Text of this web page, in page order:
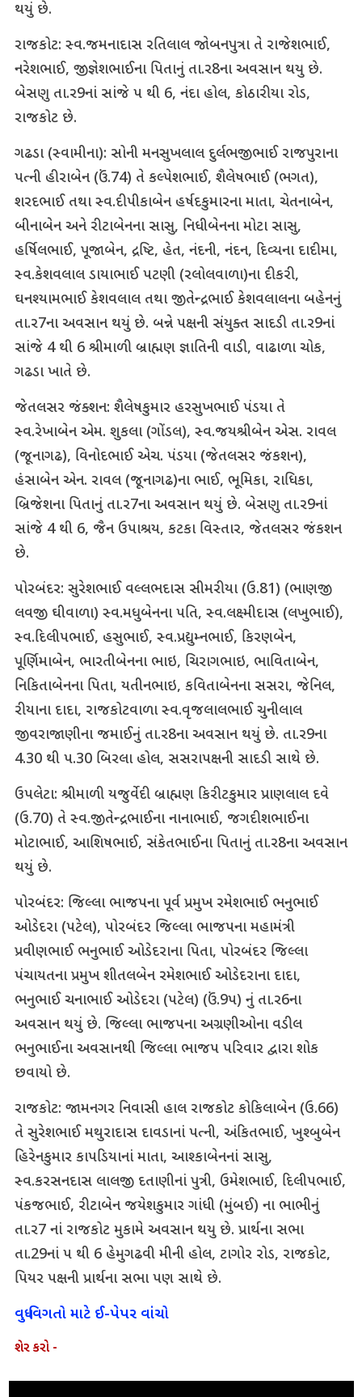
થયું છે.
રાજકોટ: સ્વ.જમનાદાસ રતિલાલ જોબનપુત્રા તે રાજેશભાઈ,
નરેશભાઈ, જીજ્ઞેશભાઈના પિતાનું તા.ર8ના અવસાન થયુ છે.
બેસણુ તા.ર9નાં સાંજે પ થી 6, નંદા હોલ, કોઠારીયા રોડ,
રાજકોટ છે.
ગઢડા (સ્વામીના): સોની મનસુખલાલ દુર્લભજીભાઈ રાજપુરાના
પત્ની હીરાબેન (ઉં.74) તે કલ્પેશભાઈ, શૈલેષભાઈ (ભગત),
શરદભાઈ તથા સ્વ.દીપીકાબેન હર્ષદકુમારના માતા, ચેતનાબેન,
બીનાબેન અને રીટાબેનના સાસુ, નિધીબેનના મોટા સાસુ,
હર્ષિલભાઈ, પૂજાબેન, દ્રષ્ટિ, હેત, નંદની, નંદન, દિવ્યના દાદીમા,
સ્વ.કેશવલાલ ડાયાભાઈ પટણી (રલોલવાળા)ના દીકરી,
ઘનશ્યામભાઈ કેશવલાલ તથા જીતેન્દ્રભાઈ કેશવલાલના બહેનનું
તા.ર7ના અવસાન થયું છે. બન્ને પક્ષની સંયુક્ત સાદડી તા.ર9નાં
સાંજે 4 થી 6 શ્રીમાળી બ્રાહ્મણ જ્ઞાતિની વાડી, વાઢાળા ચોક,
ગઢડા ખાતે છે.
જેતલસર જંક્શન: શૈલેષકુમાર હરસુખભાઈ પંડયા તે
સ્વ.રેખાબેન એમ. શુકલા (ગોંડલ), સ્વ.જયશ્રીબેન એસ. રાવલ
(જૂનાગઢ), વિનોદભાઈ એચ. પંડયા (જેતલસર જંકશન),
હંસાબેન એન. રાવલ (જૂનાગઢ)ના ભાઈ, ભૂમિકા, રાધિકા,
બ્રિજેશના પિતાનું તા.ર7ના અવસાન થયું છે. બેસણુ તા.ર9નાં
સાંજે 4 થી 6, જૈન ઉપાશ્રય, કટકા વિસ્તાર, જેતલસર જંકશન
છે.
પોરબંદર: સુરેશભાઈ વલ્લભદાસ સીમરીયા (ઉ.81) (ભાણજી
લવજી ઘીવાળા) સ્વ.મધુબેનના પતિ, સ્વ.લક્ષ્મીદાસ (લખુભાઈ),
સ્વ.દિલીપભાઈ, હસુભાઈ, સ્વ.પ્રદ્યુમ્નભાઈ, કિરણબેન,
પૂર્ણિમાબેન, ભારતીબેનના ભાઇ, ચિરાગભાઇ, ભાવિતાબેન,
નિકિતાબેનના પિતા, યતીનભાઇ, કવિતાબેનના સસરા, જેનિલ,
રીયાના દાદા, રાજકોટવાળા સ્વ.વૃજલાલભાઈ ચુનીલાલ
જીવરાજાણીના જમાઈનું તા.ર8ના અવસાન થયું છે. તા.ર9ના
4.30 થી પ.30 બિરલા હોલ, સસરાપક્ષની સાદડી સાથે છે.
ઉપલેટા: શ્રીમાળી યજુર્વેદી બ્રાહ્મણ કિરીટકુમાર પ્રાણલાલ દવે
(ઉ.70) તે સ્વ.જીતેન્દ્રભાઈના નાનાભાઈ, જગદીશભાઈના
મોટાભાઈ, આશિષભાઈ, સંકેતભાઈના પિતાનું તા.ર8ના અવસાન
થયું છે.
પોરબંદર: જિલ્લા ભાજપના પૂર્વ પ્રમુખ રમેશભાઈ ભનુભાઈ
ઓડેદરા (પટેલ), પોરબંદર જિલ્લા ભાજપના મહામંત્રી
પ્રવીણભાઈ ભનુભાઈ ઓડેદરાના પિતા, પોરબંદર જિલ્લા
પંચાયતના પ્રમુખ શીતલબેન રમેશભાઈ ઓડેદરાના દાદા,
ભનુભાઈ ચનાભાઈ ઓડેદરા (પટેલ) (ઉં.9પ) નું તા.ર6ના
અવસાન થયું છે. જિલ્લા ભાજપના અગ્રણીઓના વડીલ
ભનુભાઈના અવસાનથી જિલ્લા ભાજપ પરિવાર દ્વારા શોક
છવાયો છે.
રાજકોટ: જામનગર નિવાસી હાલ રાજકોટ કોકિલાબેન (ઉ.66)
તે સુરેશભાઈ મથુરાદાસ દાવડાનાં પત્ની, અંકિતભાઈ, ખુશ્બુબેન
હિરેનકુમાર કાપડિયાનાં માતા, આશ્કાબેનનાં સાસુ,
સ્વ.કરસનદાસ લાલજી દતાણીનાં પુત્રી, ઉમેશભાઈ, દિલીપભાઈ,
પંકજભાઈ, રીટાબેન જયેશકુમાર ગાંધી (મુંબઈ) ના ભાભીનું
તા.ર7 નાં રાજકોટ મુકામે અવસાન થયુ છે. પ્રાર્થના સભા
તા.29નાં પ થી 6 હેમુગઢવી મીની હોલ, ટાગોર રોડ, રાજકોટ,
પિયર પક્ષની પ્રાર્થના સભા પણ સાથે છે.
વધુ વિગતો માટે ઈ-પેપર વાંચો
શેર કરો -